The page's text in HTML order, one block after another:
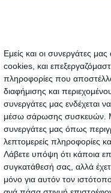
Εμείς και οι συνεργάτες
cookies, και
πληροφορίες που
διαφήμισης και
συνεργάτες μας ενδέχεται
μέσω σάρωσης συσκευών.
συνεργάτες μας όπως
λεπτομερείς πληροφορίες
Λάβετε υπόψη ότι κάποια
συγκατάθεσή σας, αλλά
μόνο για αυτόν τον